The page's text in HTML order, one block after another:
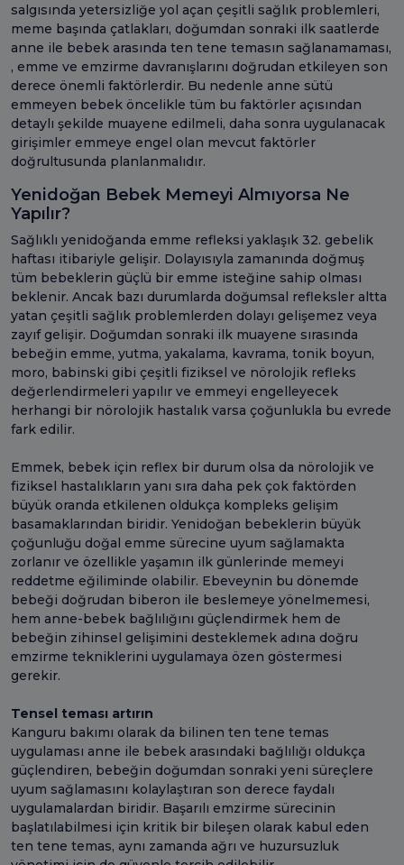
salgısında yetersizliğe yol açan çeşitli sağlık problemleri,
meme başında çatlakları, doğumdan sonraki ilk saatlerde
anne ile bebek arasında ten tene temasın sağlanamaması,
, emme ve emzirme davranışlarını doğrudan etkileyen son
derece önemli faktörlerdir. Bu nedenle anne sütü
emmeyen bebek öncelikle tüm bu faktörler açısından
detaylı şekilde muayene edilmeli, daha sonra uygulanacak
girişimler emmeye engel olan mevcut faktörler
doğrultusunda planlanmalıdır.
Yenidoğan Bebek Memeyi Almıyorsa Ne
Yapılır?
Sağlıklı yenidoğanda emme refleksi yaklaşık 32. gebelik
haftası itibariyle gelişir. Dolayısıyla zamanında doğmuş
tüm bebeklerin güçlü bir emme isteğine sahip olması
beklenir. Ancak bazı durumlarda doğumsal refleksler altta
yatan çeşitli sağlık problemlerden dolayı gelişemez veya
zayıf gelişir. Doğumdan sonraki ilk muayene sırasında
bebeğin emme, yutma, yakalama, kavrama, tonik boyun,
moro, babinski gibi çeşitli fiziksel ve nörolojik refleks
değerlendirmeleri yapılır ve emmeyi engelleyecek
herhangi bir nörolojik hastalık varsa çoğunlukla bu evrede
fark edilir.
Emmek, bebek için reflex bir durum olsa da nörolojik ve
fiziksel hastalıkların yanı sıra daha pek çok faktörden
büyük oranda etkilenen oldukça kompleks gelişim
basamaklarından biridir. Yenidoğan bebeklerin büyük
çoğunluğu doğal emme sürecine uyum sağlamakta
zorlanır ve özellikle yaşamın ilk günlerinde memeyi
reddetme eğiliminde olabilir. Ebeveynin bu dönemde
bebeği doğrudan biberon ile beslemeye yönelmemesi,
hem anne-bebek bağlılığını güçlendirmek hem de
bebeğin zihinsel gelişimini desteklemek adına doğru
emzirme tekniklerini uygulamaya özen göstermesi
gerekir.
Tensel teması artırın
Kanguru bakımı olarak da bilinen ten tene temas
uygulaması anne ile bebek arasındaki bağlılığı oldukça
güçlendiren, bebeğin doğumdan sonraki yeni süreçlere
uyum sağlamasını kolaylaştıran son derece faydalı
uygulamalardan biridir. Başarılı emzirme sürecinin
başlatılabilmesi için kritik bir bileşen olarak kabul eden
ten tene temas, aynı zamanda ağrı ve huzursuzluk